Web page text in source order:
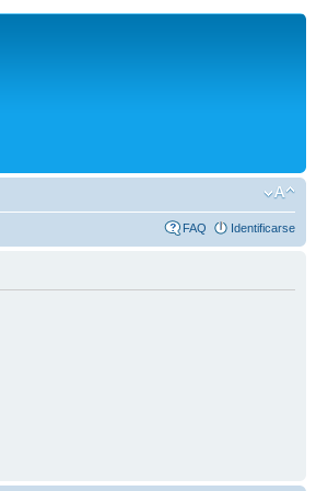
FAQ Identificarse